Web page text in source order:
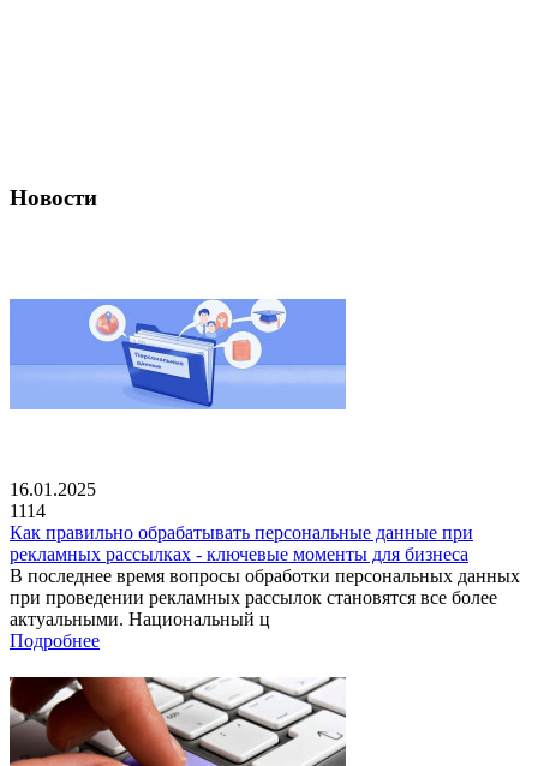
Новости
16.01.2025
1114
Как правильно обрабатывать персональные данные при
рекламных рассылках - ключевые моменты для бизнеса
В последнее время вопросы обработки персональных данных
при проведении рекламных рассылок становятся все более
актуальными. Национальный ц
Подробнее